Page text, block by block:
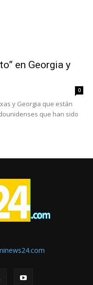
en Georgia y
0
y Georgia que están
que han sido